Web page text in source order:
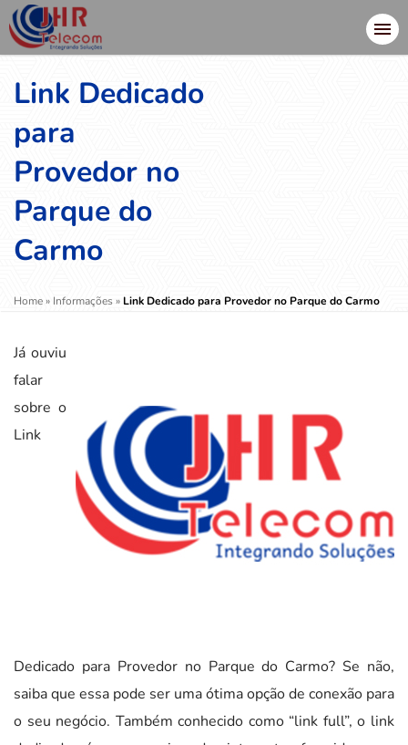
Link Dedicado
para
Provedor no
Parque do
Carmo
Home» Informações»Link Dedicado para Provedor no Parque do Carmo
Já ouviu
falar
sobre o
Link
Dedicado para Provedor no Parque do Carmo? Se não,
saiba que essa pode ser uma ótima opção de conexão para
o seu negócio. Também conhecido como “link full”, o link